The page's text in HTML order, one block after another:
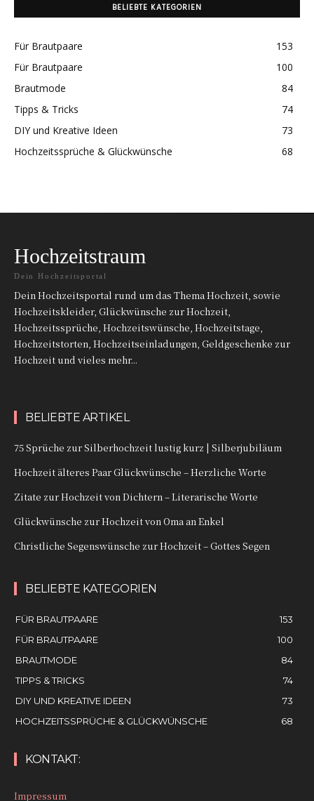
BELIEBTE KATEGORIEN
Für Brautpaare
153
Für Brautpaare
100
Brautmode
84
Tipps & Tricks
74
DIY und Kreative Ideen
73
Hochzeitssprüche & Glückwünsche
68
Hochzeitstraum
Dein Hochzeitsportal
Dein Hochzeitsportal rund um das Thema Hochzeit, sowie
Hochzeitskleider, Glückwünsche zur Hochzeit,
Hochzeitssprüche, Hochzeitswünsche, Hochzeitstage,
Hochzeitstorten, Hochzeitseinladungen, Geldgeschenke zur
Hochzeit und vieles mehr...
BELIEBTE ARTIKEL
75 Sprüche zur Silberhochzeit lustig kurz | Silberjubiläum
Hochzeit älteres Paar Glückwünsche – Herzliche Worte
Zitate zur Hochzeit von Dichtern – Literarische Worte
Glückwünsche zur Hochzeit von Oma an Enkel
Christliche Segenswünsche zur Hochzeit – Gottes Segen
BELIEBTE KATEGORIEN
FÜR BRAUTPAARE
153
FÜR BRAUTPAARE
100
BRAUTMODE
84
TIPPS & TRICKS
74
DIY UND KREATIVE IDEEN
73
HOCHZEITSSPRÜCHE & GLÜCKWÜNSCHE
68
KONTAKT:
Impressum